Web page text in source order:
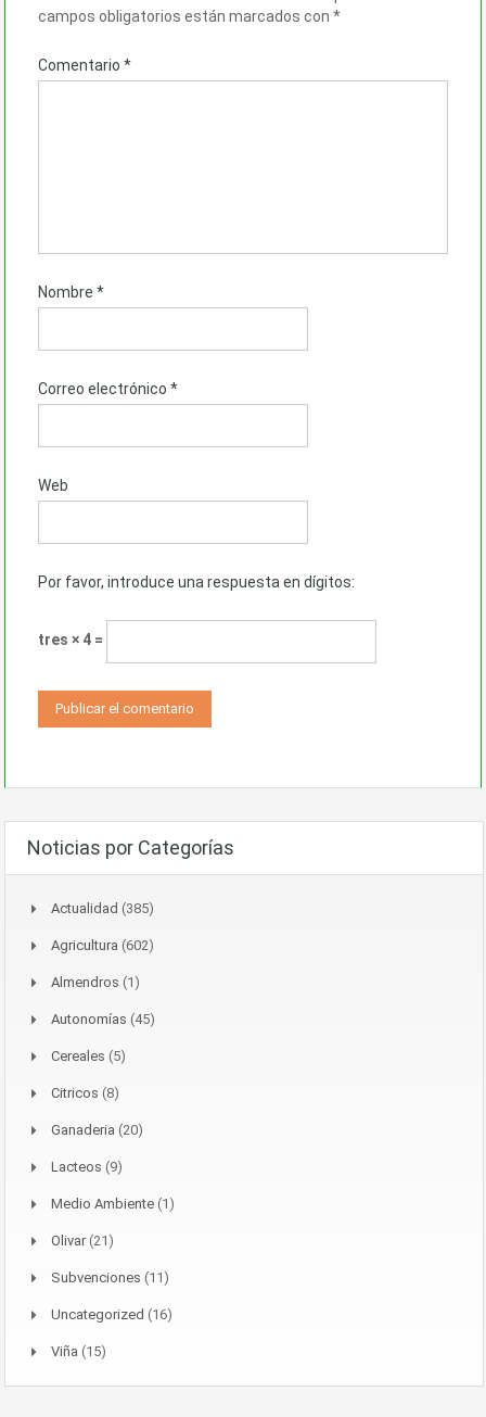
campos obligatorios están marcados con *
Comentario *
Nombre *
Correo electrónico *
Web
Por favor, introduce una respuesta en dígitos:
tres × 4 =
Noticias por Categorías
Actualidad (385)
Agricultura (602)
Almendros (1)
Autonomías (45)
Cereales (5)
Citricos (8)
Ganaderia (20)
Lacteos (9)
Medio Ambiente (1)
Olivar(21)
Subvenciones (11)
Uncategorized (16)
Viña (15)